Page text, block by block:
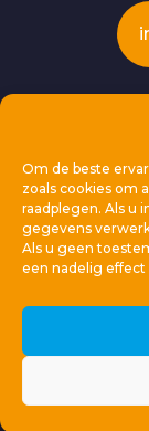
Om de beste
zoals cookies om
raadplegen. Als u
gegevens
Als u geen
een nadelig effect
Our
This is
Locations
©